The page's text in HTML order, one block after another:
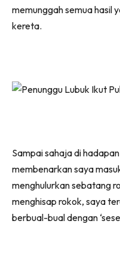
memunggah semua hasil
kereta.
Sampai sahaja di
membenarkan saya
menghulurkan sebatang
menghisap rokok, saya
berbual-bual dengan